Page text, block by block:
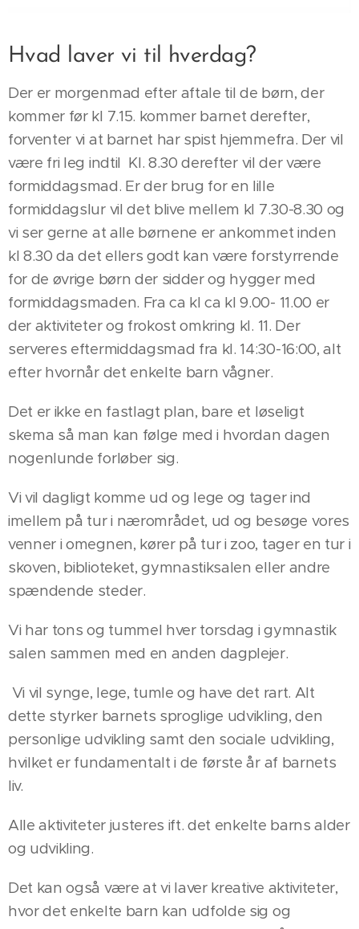
Hvad laver vi til hverdag?
Der er morgenmad efter aftale til de børn, der
kommer før kl 7.15. kommer barnet derefter,
forventer vi at barnet har spist hjemmefra. Der vil
være fri leg indtil Kl. 8.30 derefter vil der være
formiddagsmad. Er der brug for en lille
formiddagslur vil det blive mellem kl 7.30-8.30 og
vi ser gerne at alle børnene er ankommet inden
kl 8.30 da det ellers godt kan være forstyrrende
for de øvrige børn der sidder og hygger med
formiddagsmaden. Fra ca kl ca kl 9.00- 11.00 er
der aktiviteter og frokost omkring kl. 11. Der
serveres eftermiddagsmad fra kl. 14:30-16:00, alt
efter hvornår det enkelte barn vågner.
Det er ikke en fastlagt plan, bare et løseligt
skema så man kan følge med i hvordan dagen
nogenlunde forløber sig.
Vi vil dagligt komme ud og lege og tager ind
imellem på tur i nærområdet, ud og besøge vores
venner i omegnen, kører på tur i zoo, tager en tur i
skoven, biblioteket, gymnastiksalen eller andre
spændende steder. 😍
Vi har tons og tummel hver torsdag i gymnastik
salen sammen med en anden dagplejer.
Vi vil synge, lege, tumle og have det rart. Alt
dette styrker barnets sproglige udvikling, den
personlige udvikling samt den sociale udvikling,
hvilket er fundamentalt i de første år af barnets
liv.
Alle aktiviteter justeres ift. det enkelte barns alder
og udvikling.
Det kan også være at vi laver kreative aktiviteter,
hvor det enkelte barn kan udfolde sig og